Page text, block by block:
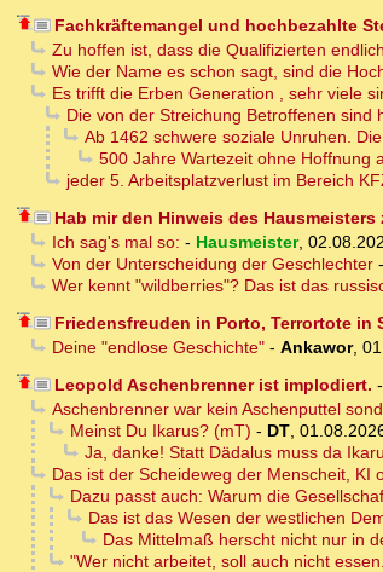
Fachkräftemangel und hochbezahlte
Zu hoffen ist, dass die Qualifizierten
Wie der Name es schon sagt, sind die
Es trifft die Erben Generation , sehr viele
Die von der Streichung Betroffenen
Ab 1462 schwere soziale Unruhen.
500 Jahre Wartezeit ohne Hoffnung
jeder 5. Arbeitsplatzverlust im Bereich
Hab mir den Hinweis des Hausmeisters
Ich sag's mal so: - Hausmeister,
Von der Unterscheidung der Geschlechter-
Wer kennt "wildberries"? Das ist das
Friedensfreuden in Porto, Terrortote in
Deine "endlose Geschichte"- Ankawor,
Leopold Aschenbrenner ist implodiert. -
Aschenbrenner war kein Aschenputtel
Meinst Du Ikarus? (mT) - DT,
Ja, danke! Statt Dädalus muss da
Das ist der Scheideweg der Menscheit, KI
Dazu passt auch: Warum die
Das ist das Wesen der westlichen
Das Mittelmaß herscht nicht nur in
"Wer nicht arbeitet, soll auch nicht